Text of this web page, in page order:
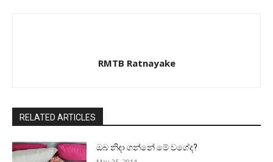
RMTB Ratnayake
RELATED ARTICLES
ඔබ නිදා ගන්නේ මේ වගේද?